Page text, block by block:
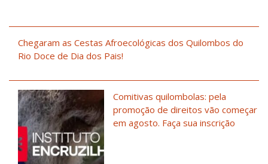
Chegaram as Cestas Afroecológicas dos Quilombos do
Rio Doce de Dia dos Pais!
Comitivas quilombolas: pela
promoção de direitos vão começar
em agosto. Faça sua inscrição